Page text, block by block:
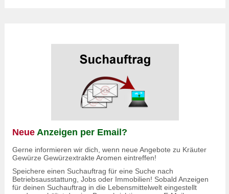
Neue Anzeigen per Email?
Gerne informieren wir dich, wenn neue Angebote zu Kräuter
Gewürze Gewürzextrakte Aromen eintreffen!
Speichere einen Suchauftrag für eine Suche nach
Betriebsausstattung, Jobs oder Immobilien! Sobald Anzeigen
für deinen Suchauftrag in die Lebensmittelwelt eingestellt